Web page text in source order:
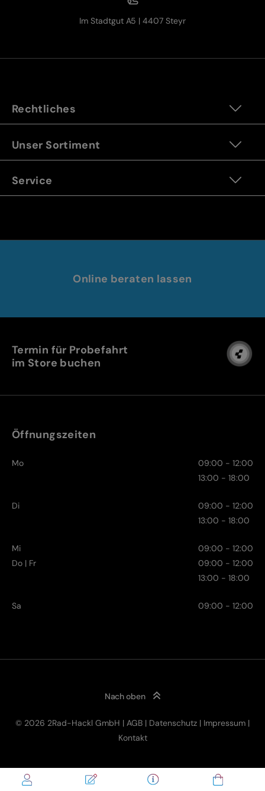
Im Stadtgut A5 | 4407 Steyr
Rechtliches
Unser Sortiment
Service
Online beraten lassen
Termin für Probefahrt
im Store buchen
Öffnungszeiten
Mo
09:00 - 12:00
13:00 - 18:00
Di
09:00 - 12:00
13:00 - 18:00
Mi
09:00 - 12:00
Do | Fr
09:00 - 12:00
13:00 - 18:00
Sa 09:00 - 12:00
Nach oben
© 2026 2Rad-Hackl GmbH | AGB | Datenschutz | Impressum |
Kontakt